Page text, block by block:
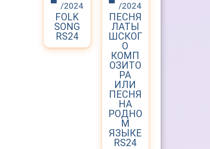
/2024
FOLK
SONG
RS24
/2024
ПЕСНЯ
ЛАТЫ
ШСКОГ
О
КОМП
ОЗИТО
РА
ИЛИ
ПЕСНЯ
НА
РОДНО
М
ЯЗЫКЕ
RS24